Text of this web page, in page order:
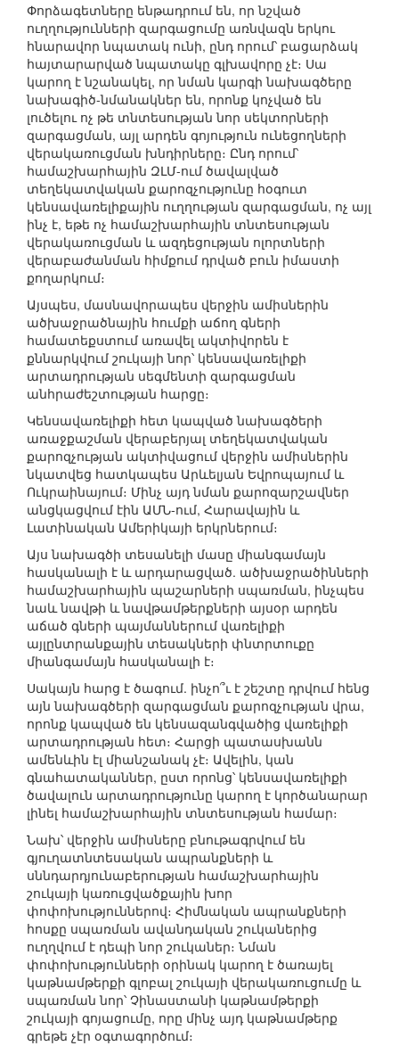
Փորձագետները ենթադրում են, որ նշված
ուղղությունների զարգացումը առնվազն երկու
հնարավոր նպատակ ունի, ընդ որում՝ բացարձակ
հայտարարված նպատակը գլխավորը չէ։ Սա
կարող է նշանակել, որ նման կարգի նախագծերը
նախագիծ-նմանակներ են, որոնք կոչված են
լուծելու ոչ թե տնտեսության նոր սեկտորների
զարգացման, այլ արդեն գոյություն ունեցողների
վերակառուցման խնդիրները։ Ընդ որում՝
համաշխարհային ԶԼՄ-ում ծավալված
տեղեկատվական քարոզչությունը հօգուտ
կենսավառելիքային ուղղության զարգացման, ոչ այլ
ինչ է, եթե ոչ համաշխարհային տնտեսության
վերակառուցման և ազդեցության ոլորտների
վերաբաժանման հիմքում դրված բուն իմաստի
քողարկում։
Այսպես, մասնավորապես վերջին ամիսներին
ածխաջրածնային հումքի աճող գների
համատեքստում առավել ակտիվորեն է
քննարկվում շուկայի նոր՝ կենսավառելիքի
արտադրության սեգմենտի զարգացման
անհրաժեշտության հարցը։
Կենսավառելիքի հետ կապված նախագծերի
առաջքաշման վերաբերյալ տեղեկատվական
քարոզչության ակտիվացում վերջին ամիսներին
նկատվեց հատկապես Արևելյան Եվրոպայում և
Ուկրաինայում։ Մինչ այդ նման քարոզարշավներ
անցկացվում էին ԱՄՆ-ում, Հարավային և
Լատինական Ամերիկայի երկրներում։
Այս նախագծի տեսանելի մասը միանգամայն
հասկանալի է և արդարացված. ածխաջրածինների
համաշխարհային պաշարների սպառման, ինչպես
նաև նավթի և նավթամթերքների այսօր արդեն
աճած գների պայմաններում վառելիքի
այլընտրանքային տեսակների փնտրտուքը
միանգամայն հասկանալի է։
Սակայն հարց է ծագում. ինչո՞ւ է շեշտը դրվում հենց
այն նախագծերի զարգացման քարոզչության վրա,
որոնք կապված են կենսազանգվածից վառելիքի
արտադրության հետ։ Հարցի պատասխանն
ամենևին էլ միանշանակ չէ։ Ավելին, կան
գնահատականներ, ըստ որոնց՝ կենսավառելիքի
ծավալուն արտադրությունը կարող է կործանարար
լինել համաշխարհային տնտեսության համար։
Նախ՝ վերջին ամիսները բնութագրվում են
գյուղատնտեսական ապրանքների և
սննդարդյունաբերության համաշխարհային
շուկայի կառուցվածքային խոր
փոփոխություններով։ Հիմնական ապրանքների
հոսքը սպառման ավանդական շուկաներից
ուղղվում է դեպի նոր շուկաներ։ Նման
փոփոխությունների օրինակ կարող է ծառայել
կաթնամթերքի գլոբալ շուկայի վերակառուցումը և
սպառման նոր՝ Չինաստանի կաթնամթերքի
շուկայի գոյացումը, որը մինչ այդ կաթնամթերք
գրեթե չէր օգտագործում։